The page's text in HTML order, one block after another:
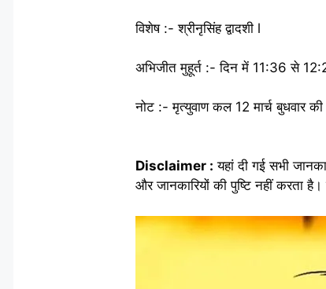
विशेष :- श्रीनृसिंह द्वादशी l
अभिजीत मुहूर्त :- दिन में 11:36 से
नोट :- मृत्युवाण कल 12 मार्च बुधवार
Disclaimer : यहां दी गई सभी
और जानकारियों की पुष्टि नहीं करता